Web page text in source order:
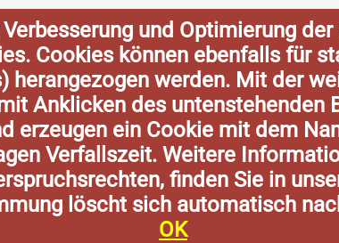
und Optimierung
Cookies können ebenfalls für
herangezogen werden. Mit der
Anklicken des untenstehenden
erzeugen ein Cookie mit dem
Verfallszeit. Weitere
finden Sie in
löscht sich automatisch
OK